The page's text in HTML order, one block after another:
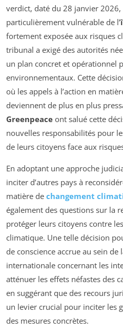
verdict, daté du 28 janvier
particulièrement vulnérable de l’
fortement exposée aux risques
tribunal a exigé des autorités
un plan concret et opérationnel
environnementaux. Cette
où les appels à l’action en
deviennent de plus en plus
Greenpeace ont salué cette
nouvelles responsabilités pour
de leurs citoyens face aux
En adoptant une approche
inciter d’autres pays à
matière de changement
également des questions sur la
protéger leurs citoyens contre
climatique. Une telle décision
de conscience accrue au sein
internationale concernant les
atténuer les effets néfastes des
en suggérant que des recours
un levier crucial pour inciter les
des mesures concrètes.